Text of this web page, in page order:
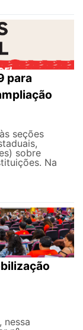
para
seções
sobre
Na
nessa